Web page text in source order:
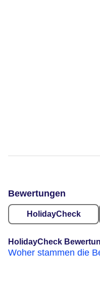
Bewertungen
HolidayCheck
HolidayCheck
Woher stammen die